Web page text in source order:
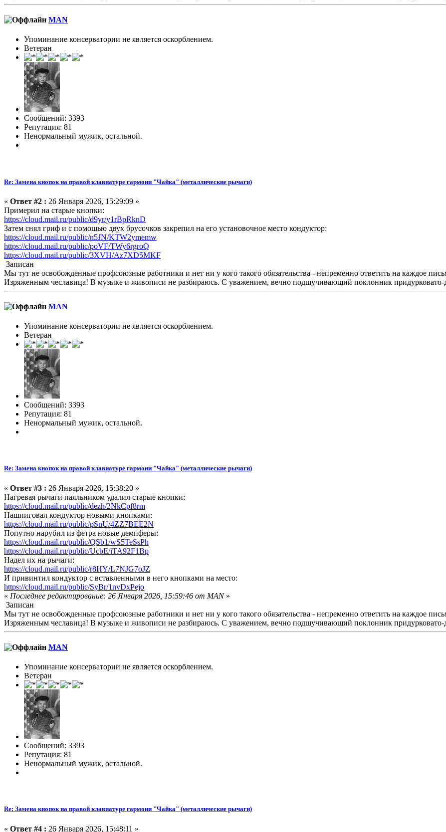
MAN
Упоминание консерватории не является оскорблением.
Ветеран
Сообщений: 3393
Репутация: 81
Ненормальный мужик, остальной.
Re: Замена кнопок на правой клавиатуре гармони "Чайка" (металлические рычаги)
« Ответ #2 : 26 Января 2026, 15:29:09 »
Примерил на старые кнопки:
https://cloud.mail.ru/public/d9yr/y1rBpRknD
Затем снял гриф и с помощью двух брусочков закрепил на его установочное место кондуктор:
https://cloud.mail.ru/public/n5JN/KTW2ymemw
https://cloud.mail.ru/public/poVF/TWy6rgroQ
https://cloud.mail.ru/public/3XVH/Az7XD5MKF
Записан
Мы тут не освобожденные профсоюзные работники и нет ни у кого такого обязательства - непременно ответить на каждое
Изряженным чеславица! В музыке и живописи не разбираюсь. С уважением, вечно подшучивающий поклонник
MAN
Упоминание консерватории не является оскорблением.
Ветеран
Сообщений: 3393
Репутация: 81
Ненормальный мужик, остальной.
Re: Замена кнопок на правой клавиатуре гармони "Чайка" (металлические рычаги)
« Ответ #3 : 26 Января 2026, 15:38:20 »
Нагревая рычаги паяльником удалил старые кнопки:
https://cloud.mail.ru/public/dezh/2NkCpf8rm
Нашпиговал кондуктор новыми кнопками:
https://cloud.mail.ru/public/pSnU/4ZZ7BEE2N
Попутно нарубил из фетра новые демпферы:
https://cloud.mail.ru/public/QSb1/wS5TeSsPh
https://cloud.mail.ru/public/UcbE/iTA92F1Bp
Надел их на рычаги:
https://cloud.mail.ru/public/r8HY/L7NJG7oJZ
И привинтил кондуктор с вставленными в него кнопками на место:
https://cloud.mail.ru/public/SyBr/1nvDxPejo
« Последнее редактирование: 26 Января 2026, 15:59:46 от MAN»
Записан
Мы тут не освобожденные профсоюзные работники и нет ни у кого такого обязательства - непременно ответить на каждое
Изряженным чеславица! В музыке и живописи не разбираюсь. С уважением, вечно подшучивающий поклонник
MAN
Упоминание консерватории не является оскорблением.
Ветеран
Сообщений: 3393
Репутация: 81
Ненормальный мужик, остальной.
Re: Замена кнопок на правой клавиатуре гармони "Чайка" (металлические рычаги)
« Ответ #4 : 26 Января 2026, 15:48:11 »